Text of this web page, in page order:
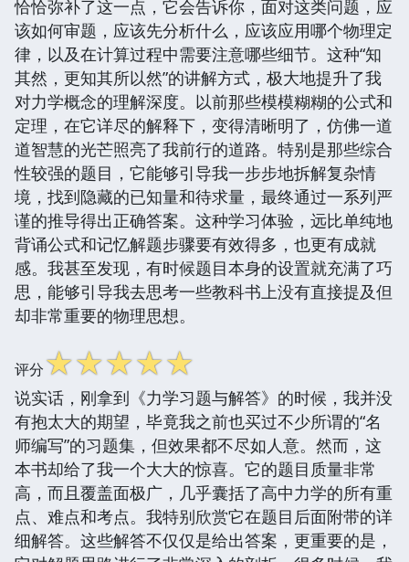
恰恰弥补了这一点，它会告诉你，面对这类问题，应
该如何审题，应该先分析什么，应该应用哪个物理定
律，以及在计算过程中需要注意哪些细节。这种“知
其然，更知其所以然”的讲解方式，极大地提升了我
对力学概念的理解深度。以前那些模模糊糊的公式和
定理，在它详尽的解释下，变得清晰明了，仿佛一道
道智慧的光芒照亮了我前行的道路。特别是那些综合
性较强的题目，它能够引导我一步步地拆解复杂情
境，找到隐藏的已知量和待求量，最终通过一系列严
谨的推导得出正确答案。这种学习体验，远比单纯地
背诵公式和记忆解题步骤要有效得多，也更有成就
感。我甚至发现，有时候题目本身的设置就充满了巧
思，能够引导我去思考一些教科书上没有直接提及但
却非常重要的物理思想。
评分☆☆☆☆☆
说实话，刚拿到《力学习题与解答》的时候，我并没
有抱太大的期望，毕竟我之前也买过不少所谓的“名
师编写”的习题集，但效果都不尽如人意。然而，这
本书却给了我一个大大的惊喜。它的题目质量非常
高，而且覆盖面极广，几乎囊括了高中力学的所有重
点、难点和考点。我特别欣赏它在题目后面附带的详
细解答。这些解答不仅仅是给出答案，更重要的是，